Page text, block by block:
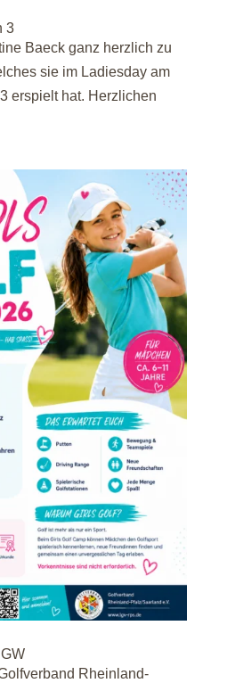
3
Baeck ganz herzlich zu
sie im Ladiesday am
erspielt hat. Herzlichen
Rheinland-